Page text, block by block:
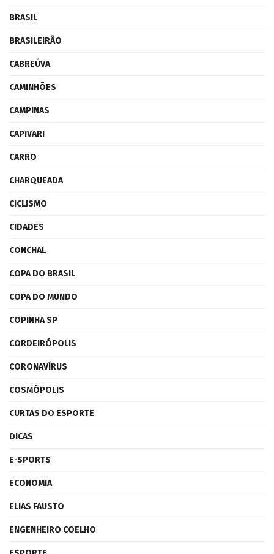
BRASIL
BRASILEIRÃO
CABREÚVA
CAMINHÕES
CAMPINAS
CAPIVARI
CARRO
CHARQUEADA
CICLISMO
CIDADES
CONCHAL
COPA DO BRASIL
COPA DO MUNDO
COPINHA SP
CORDEIRÓPOLIS
CORONAVÍRUS
COSMÓPOLIS
CURTAS DO ESPORTE
DICAS
E-SPORTS
ECONOMIA
ELIAS FAUSTO
ENGENHEIRO COELHO